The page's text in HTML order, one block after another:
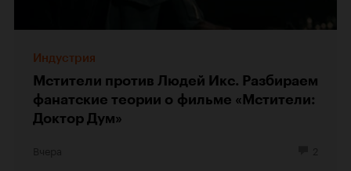
Индустрия
Мстители против Людей Икс. Разбираем
фанатские теории о фильме «Мстители:
Доктор Дум»